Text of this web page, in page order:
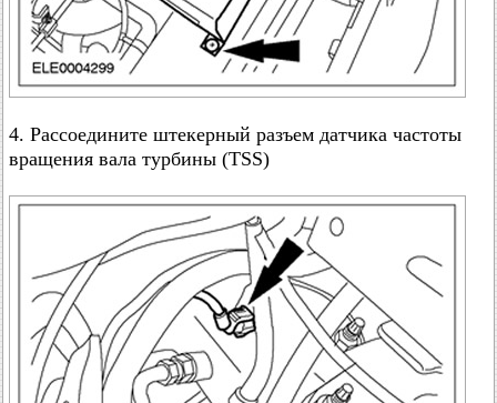
4. Рассоедините штекерный разъем датчика частоты
вращения вала турбины (TSS)